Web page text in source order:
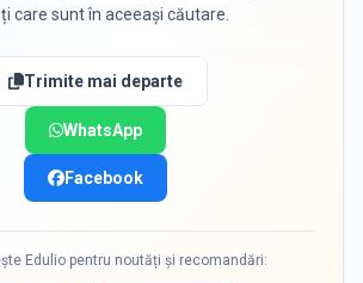
care sunt în aceeași căutare.
Trimite mai departe
WhatsApp
Facebook
Edulio pentru noutăți și recomandări: